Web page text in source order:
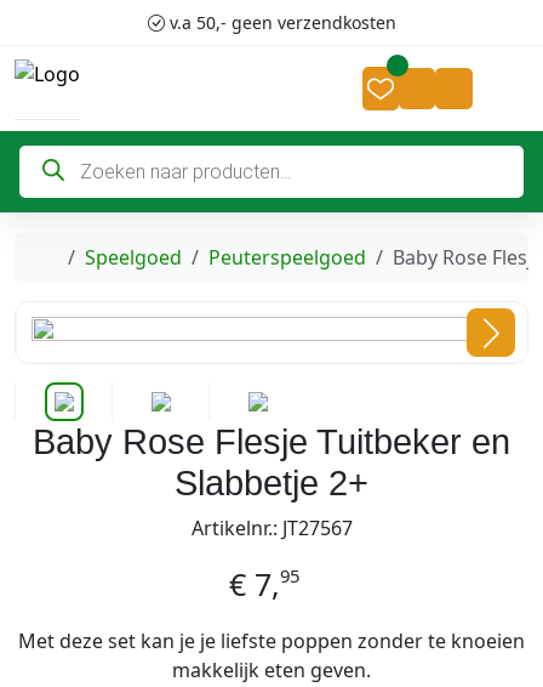
v.a 50,- geen verzendkosten
Account
Cart
P
o
d
Home
Speelgoed Peuterspeelgoed Baby Rose
Baby Rose Flesje Tuitbeker en
Slabbetje 2+
Artikelnr.: JT27567
€ 7,95
Met deze set kan je je liefste poppen zonder te knoeien
makkelijk eten geven.